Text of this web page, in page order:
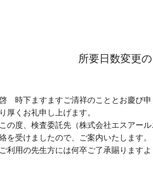
Ｒ３
０２
要日数変更のお
時下ますますご清祥のこととお慶び
厚くお礼申し上げます。
の度、検査委託先（株式会社エスアー
を受けましたので、ご案内いたします。
利用の先生方には何卒ご了承賜りますよ